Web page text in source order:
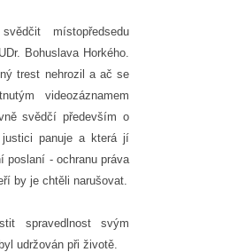
místopředsedu
Bohuslava Horkého.
trest nehrozil a ač se
videozáznamem
svědčí především o
panuje a která jí
poslaní - ochranu práva
by je chtěli narušovat.
spravedlnost svým
udržován při životě.